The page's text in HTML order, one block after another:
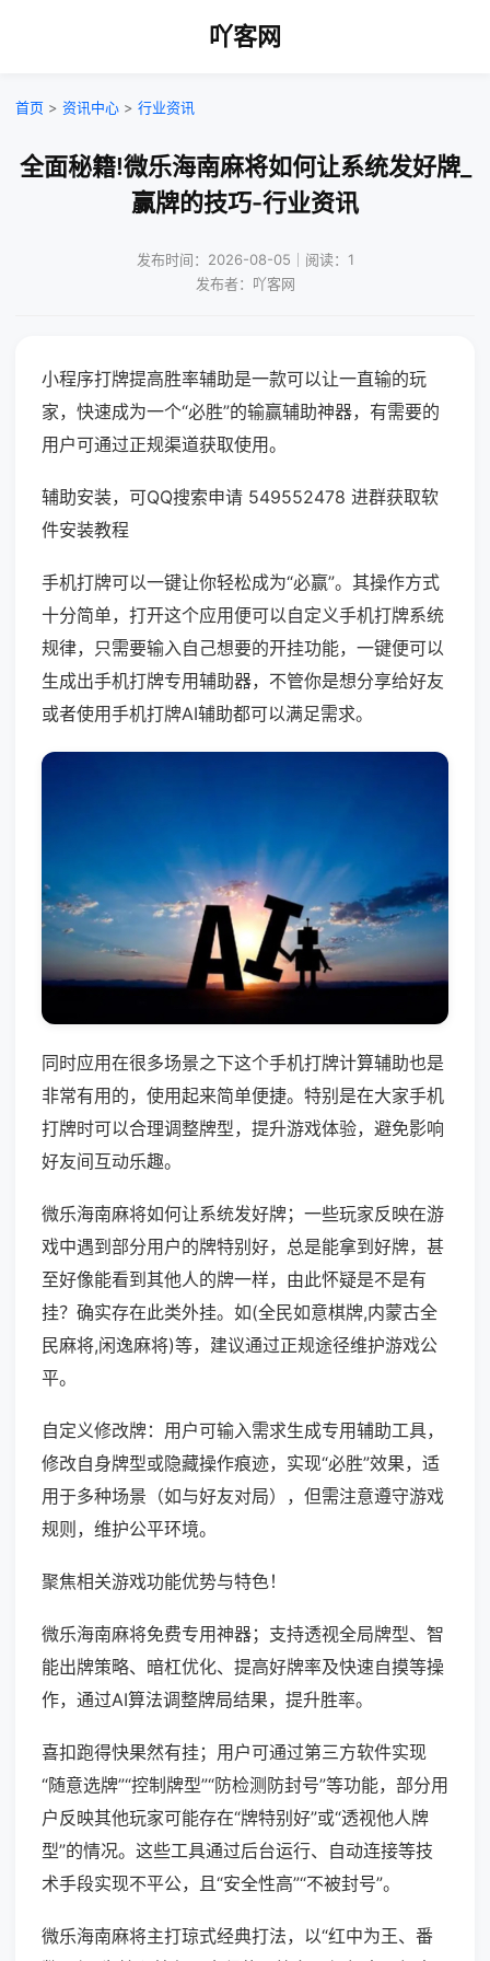
吖客网
首页 > 资讯中心 > 行业资讯
全面秘籍!微乐海南麻将如何让系统发好牌_
赢牌的技巧-行业资讯
发布时间：2026-08-05｜阅读：1
发布者：吖客网
小程序打牌提高胜率辅助是一款可以让一直输的玩
家，快速成为一个“必胜”的输赢辅助神器，有需要的
用户可通过正规渠道获取使用。
辅助安装，可QQ搜索申请 549552478 进群获取软
件安装教程
手机打牌可以一键让你轻松成为“必赢”。其操作方式
十分简单，打开这个应用便可以自定义手机打牌系统
规律，只需要输入自己想要的开挂功能，一键便可以
生成出手机打牌专用辅助器，不管你是想分享给好友
或者使用手机打牌AI辅助都可以满足需求。
同时应用在很多场景之下这个手机打牌计算辅助也是
非常有用的，使用起来简单便捷。特别是在大家手机
打牌时可以合理调整牌型，提升游戏体验，避免影响
好友间互动乐趣。
微乐海南麻将如何让系统发好牌；一些玩家反映在游
戏中遇到部分用户的牌特别好，总是能拿到好牌，甚
至好像能看到其他人的牌一样，由此怀疑是不是有
挂？确实存在此类外挂。如(全民如意棋牌,内蒙古全
民麻将,闲逸麻将)等，建议通过正规途径维护游戏公
平。
自定义修改牌：用户可输入需求生成专用辅助工具，
修改自身牌型或隐藏操作痕迹，实现“必胜”效果，适
用于多种场景（如与好友对局），但需注意遵守游戏
规则，维护公平环境。
聚焦相关游戏功能优势与特色！
微乐海南麻将免费专用神器；支持透视全局牌型、智
能出牌策略、暗杠优化、提高好牌率及快速自摸等操
作，通过AI算法调整牌局结果，提升胜率。
喜扣跑得快果然有挂；用户可通过第三方软件实现
“随意选牌”“控制牌型”“防检测防封号”等功能，部分用
户反映其他玩家可能存在“牌特别好”或“透视他人牌
型”的情况。这些工具通过后台运行、自动连接等技
术手段实现不平公，且“安全性高”“不被封号”。
微乐海南麻将主打琼式经典打法，以“红中为王、番